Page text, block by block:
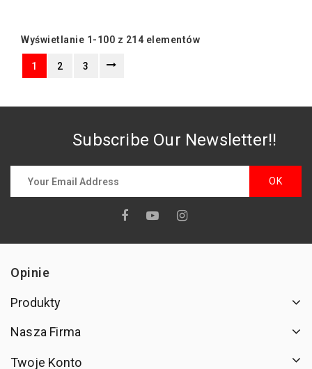
Wyświetlanie 1-100 z 214 elementów
1 2 3
Subscribe Our Newsletter!!
Opinie
Produkty
Nasza Firma
Twoje Konto